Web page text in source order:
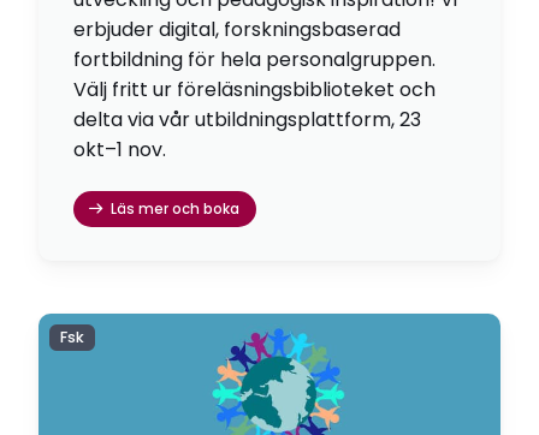
erbjuder digital, forskningsbaserad
fortbildning för hela personalgruppen.
Välj fritt ur föreläsningsbiblioteket och
delta via vår utbildningsplattform, 23
okt–1 nov.
Läs mer och boka
Fsk